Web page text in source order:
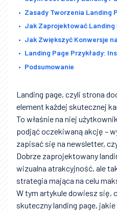
Zasady Tworzenia Landing
Jak Zaprojektować
Jak Zwiększyć Konwersje
Landing Page Przykłady:
Podsumowanie
Landing page, czyli strona
element każdej skutecznej
To właśnie na niej
podjąć oczekiwaną akcję –
zapisać się na newsletter,
Dobrze zaprojektowany
wizualna atrakcyjność, ale
strategia mająca na celu
W tym artykule dowiesz się,
skuteczny landing page,